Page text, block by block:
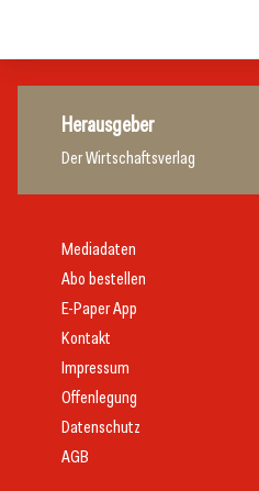
Herausgeber
Der Wirtschaftsverlag
Mediadaten
Abo bestellen
E-Paper App
Kontakt
Impressum
Offenlegung
Datenschutz
AGB